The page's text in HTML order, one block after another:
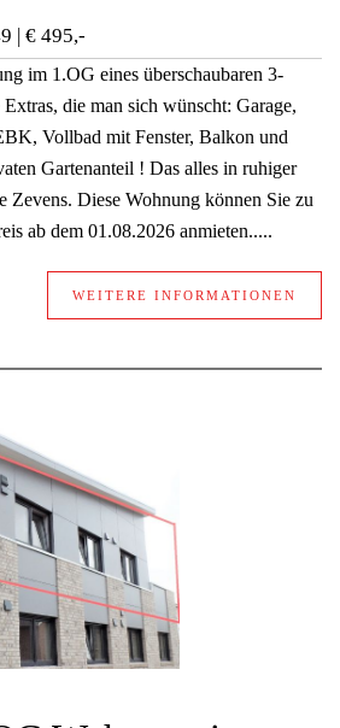
| € 495,-
im 1.OG eines überschaubaren 3-
die man sich wünscht: Garage,
Vollbad mit Fenster, Balkon und
Gartenanteil ! Das alles in ruhiger
Zevens. Diese Wohnung können Sie zu
ab dem 01.08.2026 anmieten.....
WEITERE INFORMATIONEN